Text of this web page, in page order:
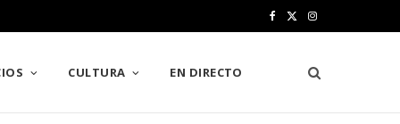
e w
I
s
t
CULTURA EN DIRECTO